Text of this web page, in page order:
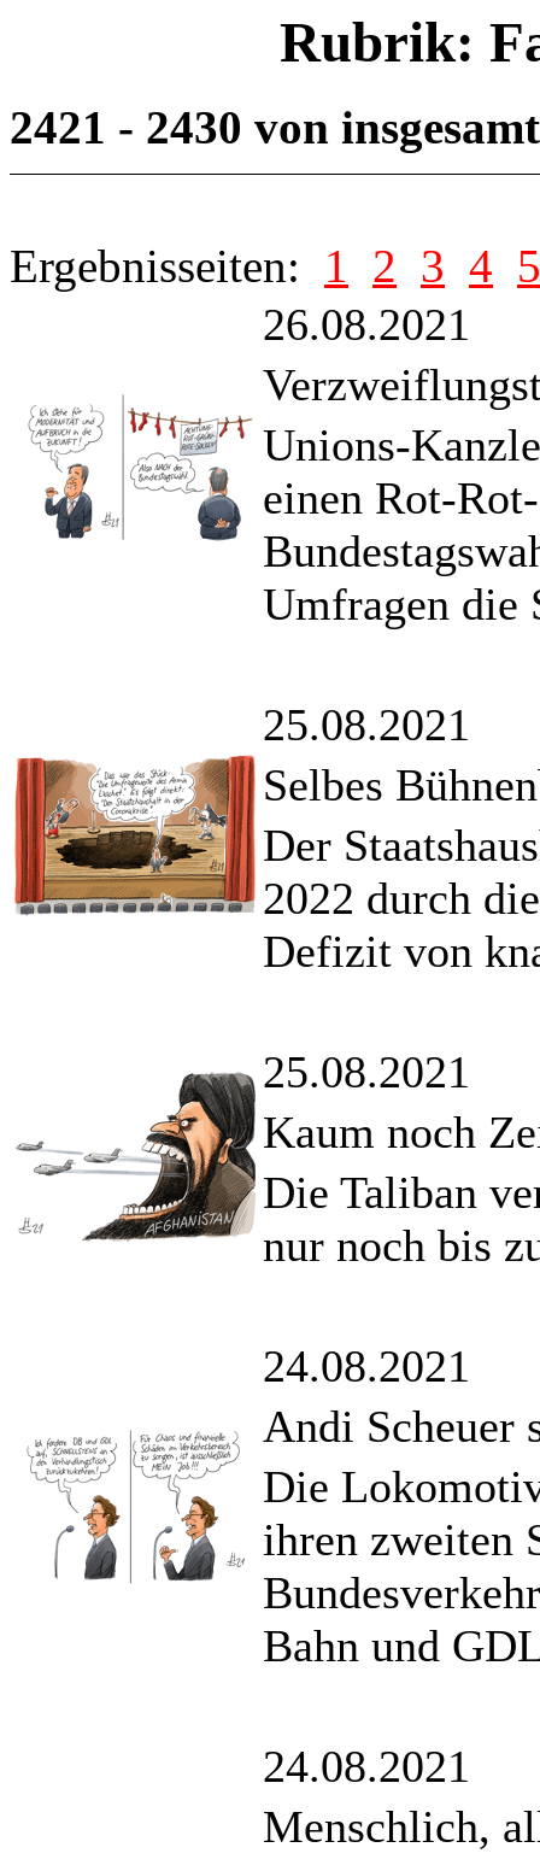
Rubrik:
2421 - 2430 von
Ergebnisseiten: 1 2 3 4 5
26.08.2021
Unions-
einen Rot-
Umfragen die
25.08.2021
Selbes
Der
2022 durch
Defizit von
25.08.2021
Kaum noch
Die Taliban
nur noch bis
24.08.2021
Andi Scheuer
Die
ihren zweiten
Bahn und
24.08.2021
Menschlich,